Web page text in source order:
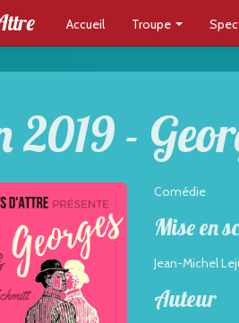
Accueil Troupe
2019 -
Comédie
Mise en
Jean-Michel
Auteur